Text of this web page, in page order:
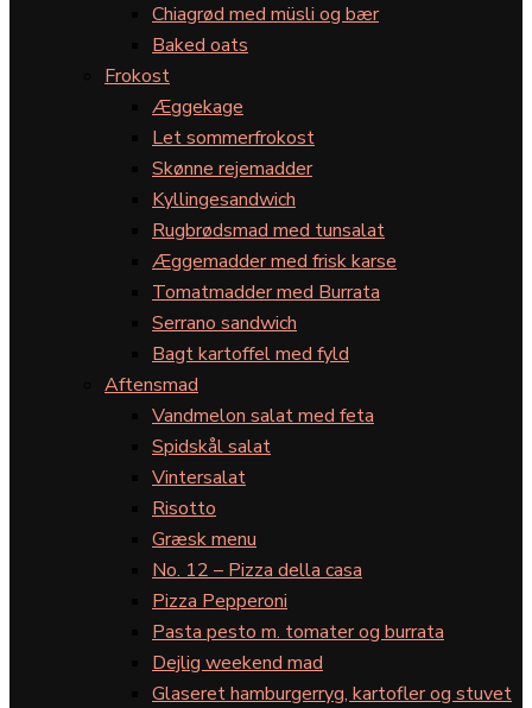
Chiagrød med müsli og bær
Baked oats
Frokost
Æggekage
Let sommerfrokost
Skønne rejemadder
Kyllingesandwich
Rugbrødsmad med tunsalat
Æggemadder med frisk karse
Tomatmadder med Burrata
Serrano sandwich
Bagt kartoffel med fyld
Aftensmad
Vandmelon salat med feta
Spidskål salat
Vintersalat
Risotto
Græsk menu
No. 12 – Pizza della casa
Pizza Pepperoni
Pasta pesto m. tomater og burrata
Dejlig weekend mad
Glaseret hamburgerryg, kartofler og stuvet